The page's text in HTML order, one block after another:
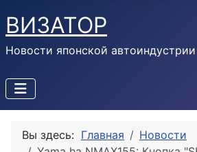
ВИЗАТОР
Новости японской автоиндустрии
Вы здесь: Главная
Новости